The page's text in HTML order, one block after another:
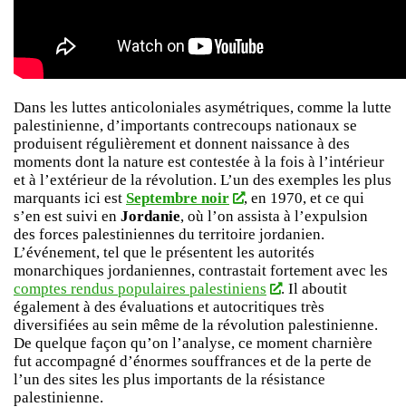
Dans les luttes anticoloniales asymétriques, comme la lutte
palestinienne, d’importants contrecoups nationaux se
produisent régulièrement et donnent naissance à des
moments dont la nature est contestée à la fois à l’intérieur
et à l’extérieur de la révolution. L’un des exemples les plus
marquants ici est Septembre noir
, en 1970, et ce qui
s’en est suivi en Jordanie, où l’on assista à l’expulsion
des forces palestiniennes du territoire jordanien.
L’événement, tel que le présentent les autorités
monarchiques jordaniennes, contrastait fortement avec les
comptes rendus populaires palestiniens
. Il aboutit
également à des évaluations et autocritiques très
diversifiées au sein même de la révolution palestinienne.
De quelque façon qu’on l’analyse, ce moment charnière
fut accompagné d’énormes souffrances et de la perte de
l’un des sites les plus importants de la résistance
palestinienne.